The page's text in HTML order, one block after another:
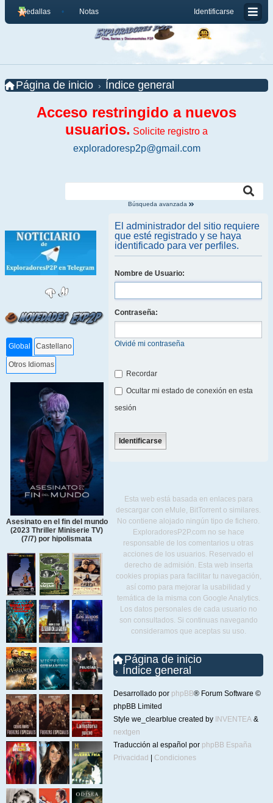
Identificarse
Medallas Notas
Página de inicio Índice general
Acceso restringido a nuevos
usuarios. Solicite registro a
exploradoresp2p@gmail.com
Búsqueda avanzada
Global Castellano
Otros Idiomas
Asesinato en el fin del mundo
(2023 Thriller Miniserie TV)
(7/7) por hipolismata
El administrador del sitio requiere
que esté registrado y se haya
identificado para ver perfiles.
Nombre de Usuario:
Contraseña:
Olvidé mi contraseña
Recordar
Ocultar mi estado de conexión en esta
sesión
Esta web está basada en enlaces para
descargar con eMule, BitTorrent o similares.
No contiene alojado ningún tipo de fichero.
ExploradoresP2P.com no se hace
responsable de los comentarios u otras
acciones de los usuarios. Reservado el
derecho de admisión. Esta web inserta
cookies propias para facilitar tu navegación,
así como para mejorar la usabilidad y
temática de la misma con Google Analytics.
Los datos personales de cada usuario no
son consultados. Si continuas navegando
consideramos que aceptas su uso.
Página de inicio
Índice general
Desarrollado por phpBB® Forum Software ©
phpBB Limited
Style we_clearblue created by INVENTEA &
nextgen
Traducción al español por phpBB España
Privacidad
Condiciones